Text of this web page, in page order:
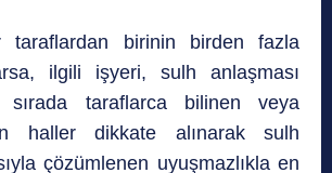
taraflardan birinin birden fazla
ilgili işyeri, sulh anlaşması
sırada taraflarca bilinen veya
haller dikkate alınarak sulh
çözümlenen uyuşmazlıkla en